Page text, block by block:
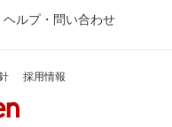
ヘルプ・問い合わせ
採用情報